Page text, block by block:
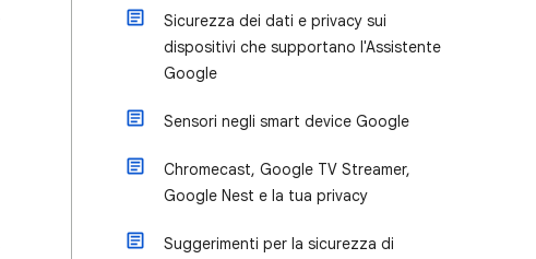
Sicurezza dei dati e privacy sui
dispositivi che supportano l'Assistente
Google
Sensori negli smart device Google
Chromecast, Google TV Streamer,
Google Nest e la tua privacy
Suggerimenti per la sicurezza di